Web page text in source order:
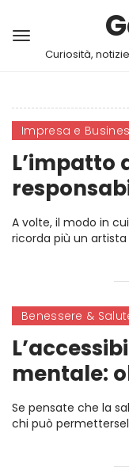
Curiosità,
Impresa e
L’impatto
business
A volte, il modo in
ricorda più un
Benessere &
mentale:
geografici
Se pensate che la
chi può